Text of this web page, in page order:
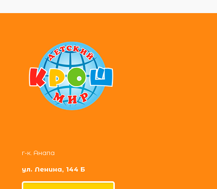
г-к. Анапа
ул. Ленина, 144 Б